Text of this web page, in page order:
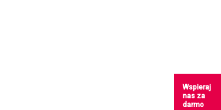
Wspieraj
nas za
darmo